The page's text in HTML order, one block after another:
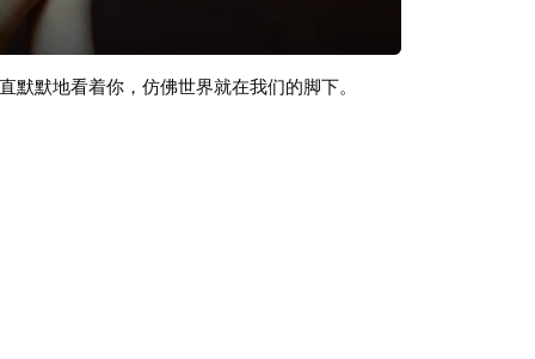
默地看着你，仿佛世界就在我们的脚下。